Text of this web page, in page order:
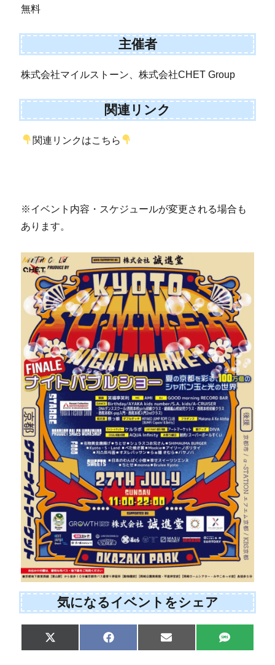
無料
主催者
株式会社マイルストーン、株式会社CHET Group
関連リンク
関連リンクはこちら
※イベント内容・スケジュールが変更される場合も
あります。
気になるイベントをシェア
Share
on
X
(
Share
on
F
a
Share
on
E
m
Share
on
S
M